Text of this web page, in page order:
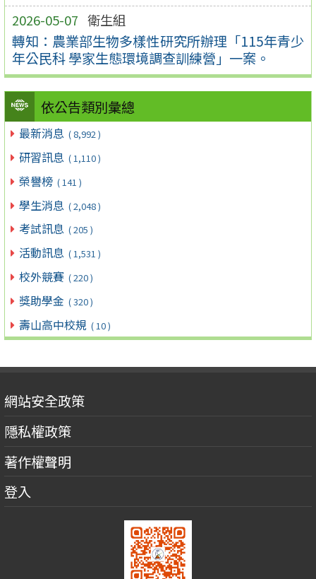
2026-05-07 衛生組
轉知：農業部生物多樣性研究所辦理「115年青少
年公民科 學家生態環境調查訓練營」一案。
依公告類別彙總
最新消息 ( 8,992 )
研習訊息 ( 1,110 )
榮譽榜 ( 141 )
學生消息 ( 2,048 )
考試訊息 ( 205 )
活動訊息 ( 1,531 )
校外競賽 ( 220 )
獎助學金 ( 320 )
壽山高中校規 ( 10 )
網站安全政策
隱私權政策
著作權聲明
登入